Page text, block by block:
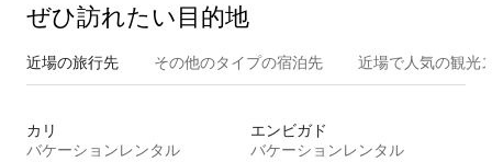
ぜひ訪⁠れ⁠た⁠い目⁠的⁠地
近場の旅行先 その他のタ⁠イ⁠プ⁠の宿⁠泊⁠先 近場で人気の観光
カリ
バケーションレンタル
エンビガド
バケーションレンタル